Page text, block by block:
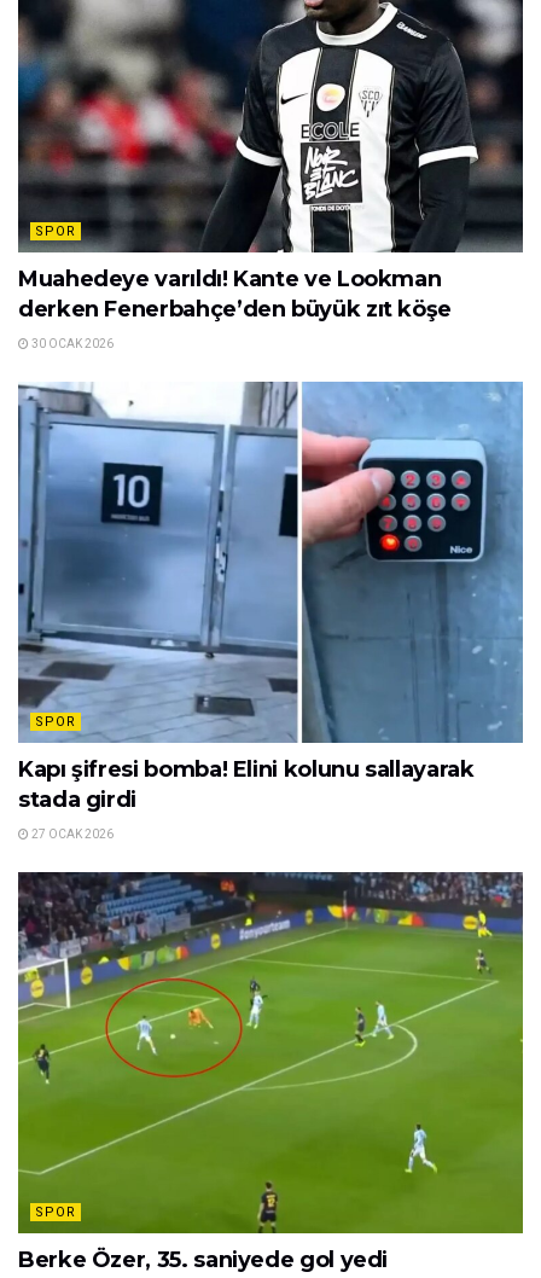
Fenerbahçe’nin kapısını çalacak.
İngiliz kulübünün Miha Zajc için 5 milyon euro’yu
gözden çıkaracağı da gelen bilgiler ortasında.
Fenerbahçe’ye 2019 yılının ocak ayında Empoli’den
gelen 27 yaşındaki yıldız futbolcu bu dönem ligde
çıktığı 19 müsabakada 4 gole imzasını attı.
Related Posts